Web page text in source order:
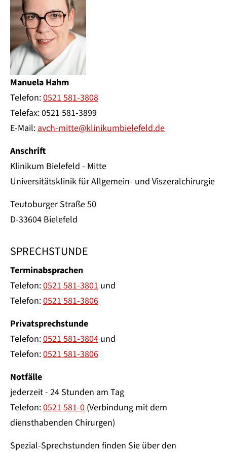
Manuela Hahm
Telefon:0521 581-3808
Telefax: 0521 581-3899
E-Mail:avch-mitte@klinikumbielefeld.de
Anschrift
Klinikum Bielefeld - Mitte
Universitätsklinik für Allgemein- und Viszeralchirurgie
Teutoburger Straße 50
D-33604 Bielefeld
SPRECHSTUNDE
Terminabsprachen
Telefon:0521 581-3801 und
Telefon:0521 581-3806
Privatsprechstunde
Telefon:0521 581-3804 und
Telefon:0521 581-3806
Notfälle
jederzeit - 24 Stunden am Tag
Telefon:0521 581-0 (Verbindung mit dem
diensthabenden Chirurgen)
Spezial-Sprechstunden finden Sie über den